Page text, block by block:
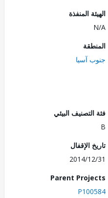
البيئي
Parent